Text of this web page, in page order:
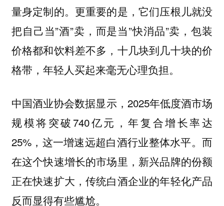
量身定制的。更重要的是，它们压根儿就没
把自己当”酒”卖，而是当”快消品”卖，包装
价格都和饮料差不多，十几块到几十块的价
格带，年轻人买起来毫无心理负担。
中国酒业协会数据显示，2025年低度酒市场
规模将突破740亿元，年复合增长率达
25%，这一增速远超白酒行业整体水平。而
在这个快速增长的市场里，新兴品牌的份额
正在快速扩大，传统白酒企业的年轻化产品
反而显得有些尴尬。